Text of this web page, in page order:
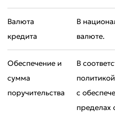
Валюта
кредита
В
валюте.
Обеспечение и
сумма
поручительства
В
с
пределах